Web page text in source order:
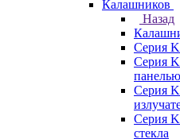
Калашников
Назад
Серия
Серия
панелью
Серия
Серия
стекла